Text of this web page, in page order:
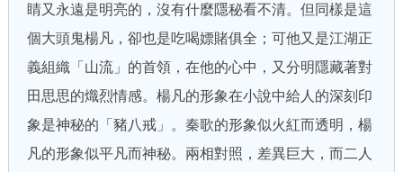
睛又永遠是明亮的，沒有什麼隱秘看不清。但同樣是這
個大頭鬼楊凡，卻也是吃喝嫖賭俱全；可他又是江湖正
義組織「山流」的首領，在他的心中，又分明隱藏著對
田思思的熾烈情感。楊凡的形象在小說中給人的深刻印
象是神秘的「豬八戒」。秦歌的形象似火紅而透明，楊
凡的形象似平凡而神秘。兩相對照，差異巨大，而二人